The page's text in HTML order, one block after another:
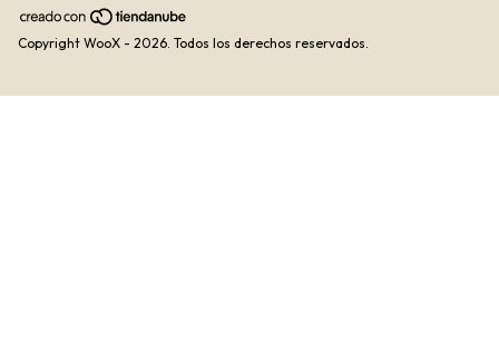
Copyright WooX - 2026. Todos los derechos reservados.